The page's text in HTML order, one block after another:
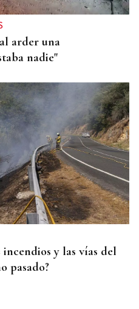
arder una
nadie"
incendios y las vías del
pasado?